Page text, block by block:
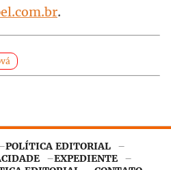
.
POLÍTICA EDITORIAL
EXPEDIENTE
para garantir o
continuar navegando, você